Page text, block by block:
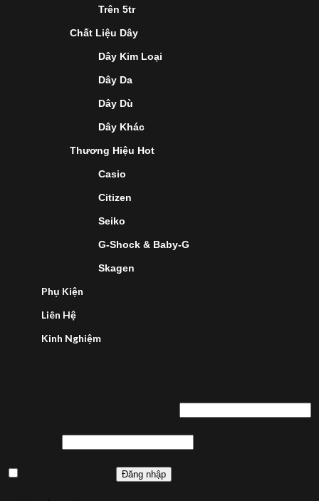
Trên 5tr
Chất Liệu Dây
Dây Kim Loại
Dây Da
Dây Dù
Dây Khác
Thương Hiệu Hot
Casio
Citizen
Seiko
G-Shock & Baby-G
Skagen
Phụ Kiện
Liên Hệ
Kinh Nghiệm
Đăng nhập